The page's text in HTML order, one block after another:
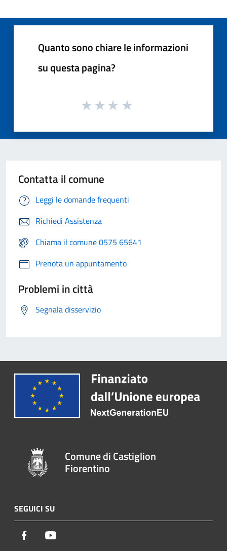
Quanto sono chiare le informazioni
su questa pagina?
Contatta il comune
Leggi le domande frequenti
Richiedi Assistenza
Chiama il comune 0575 65641
Prenota un appuntamento
Problemi in città
Segnala disservizio
Comune di Castiglion
Fiorentino
SEGUICI SU
Facebook